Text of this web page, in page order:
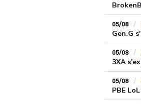
05/08
05/08
05/08